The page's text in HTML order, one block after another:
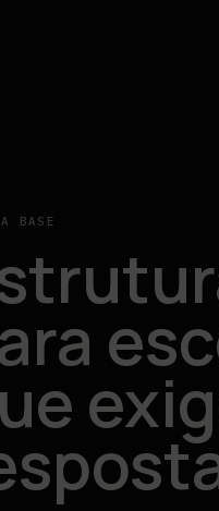
BASE